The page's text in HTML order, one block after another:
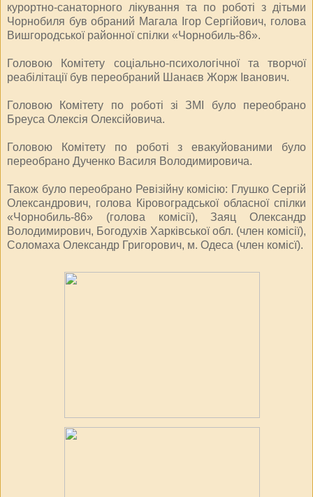
курортно-санаторного лікування та по роботі з дітьми
Чорнобиля був обраний Магала Ігор Сергійович, голова
Вишгородської районної спілки «Чорнобиль-86».
Головою Комітету соціально-психологічної та творчої
реабілітації був переобраний Шанаєв Жорж Іванович.
Головою Комітету по роботі зі ЗМІ було переобрано
Бреуса Олексія Олексійовича.
Головою Комітету по роботі з евакуйованими було
переобрано Дученко Василя Володимировича.
Також було переобрано Ревізійну комісію: Глушко Сергій
Олександрович, голова Кіровоградської обласної спілки
«Чорнобиль-86» (голова комісії), Заяц Олександр
Володимирович, Богодухів Харківської обл. (член комісії),
Соломаха Олександр Григорович, м. Одеса (член комісї).